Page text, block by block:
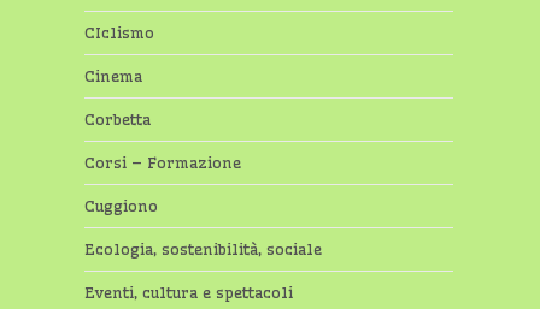
CIclismo
Cinema
Corbetta
Corsi – Formazione
Cuggiono
Ecologia, sostenibilità, sociale
Eventi, cultura e spettacoli